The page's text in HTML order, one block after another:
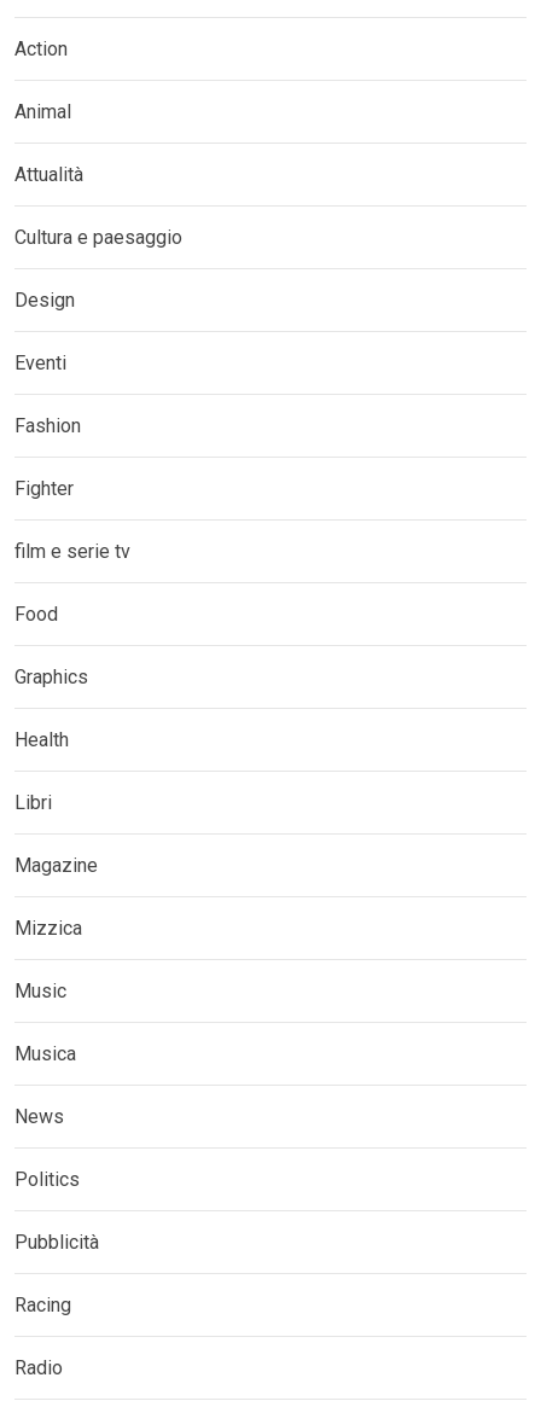
Action
Animal
Attualità
Cultura e paesaggio
Design
Eventi
Fashion
Fighter
film e serie tv
Food
Graphics
Health
Libri
Magazine
Mizzica
Music
Musica
News
Politics
Pubblicità
Racing
Radio